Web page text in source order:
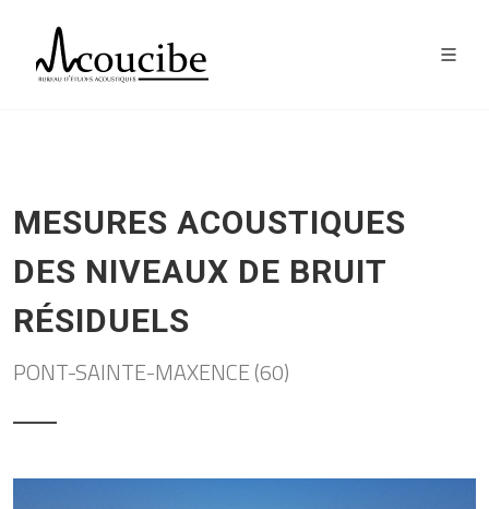
MESURES ACOUSTIQUES
DES NIVEAUX DE BRUIT
RÉSIDUELS
PONT-SAINTE-MAXENCE (60)